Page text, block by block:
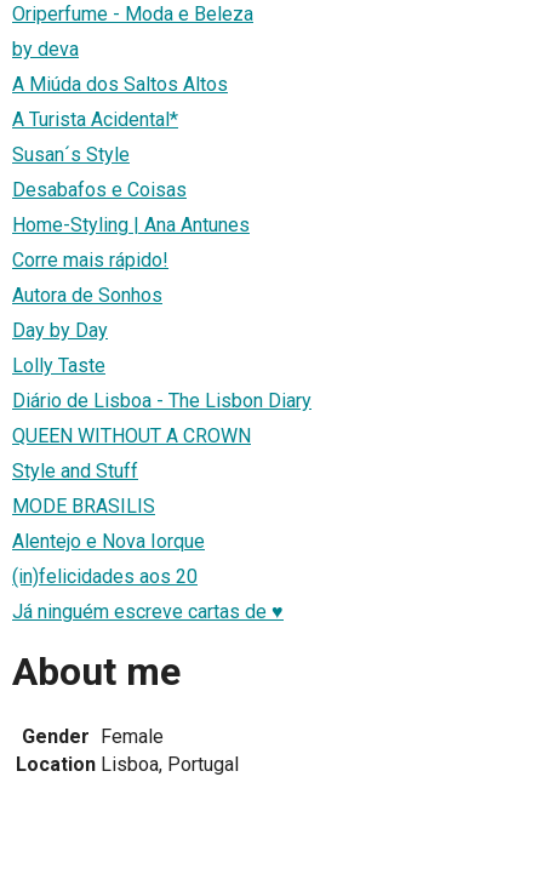
Oriperfume - Moda e Beleza
by deva
A Miúda dos Saltos Altos
A Turista Acidental*
Susan´s Style
Desabafos e Coisas
Home-Styling | Ana Antunes
Corre mais rápido!
Autora de Sonhos
Day by Day
Lolly Taste
Diário de Lisboa - The Lisbon Diary
QUEEN WITHOUT A CROWN
Style and Stuff
MODE BRASILIS
Alentejo e Nova Iorque
(in)felicidades aos 20
Já ninguém escreve cartas de ♥
About me
Gender Female
Location Lisboa, Portugal